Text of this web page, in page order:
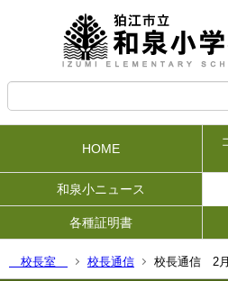
HOME
和泉小ニュース
各種証明書
校長室 校長通信 校長通信 2